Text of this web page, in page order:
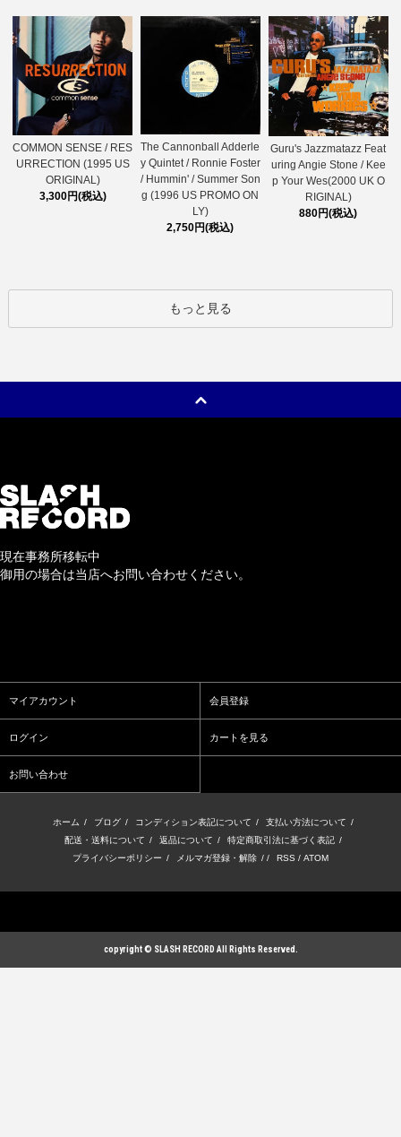
COMMON SENSE / RES
URRECTION (1995 US
ORIGINAL)
3,300円(税込)
The Cannonball Adderle
y Quintet / Ronnie Foster
/ Hummin' / Summer Son
g (1996 US PROMO ON
LY)
2,750円(税込)
Guru's Jazzmatazz Feat
uring Angie Stone / Kee
p Your Wes(2000 UK O
RIGINAL)
880円(税込)
もっと見る
現在事務所移転中
御用の場合は当店へお問い合わせください。
マイアカウント 会員登録
ログイン カートを見る
お問い合わせ
ホーム / ブログ / コンディション表記について / 支払い方法について /
配送・送料について / 返品について / 特定商取引法に基づく表記 /
プライバシーポリシー / メルマガ登録・解除 / / RSS / ATOM
copyright © SLASH RECORD All Rights Reserved.